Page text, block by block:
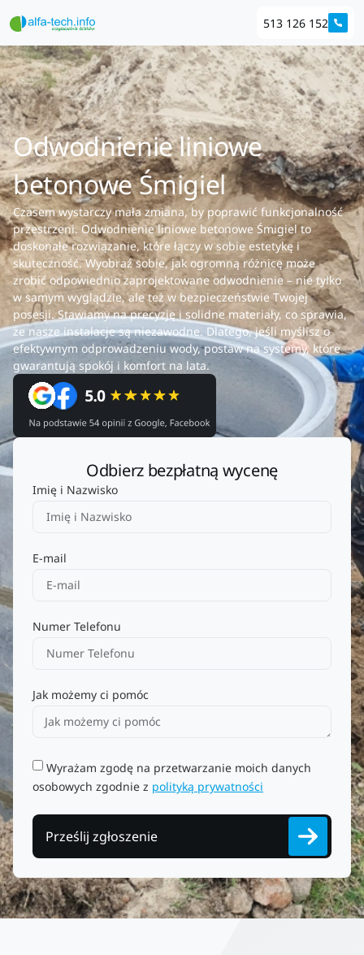
513 126 152
Odwodnienie liniowe
betonowe Śmigiel
Czasem wystarczy mała zmiana, by poprawić funkcjonalność
przestrzeni. Odwodnienie liniowe betonowe Śmigiel to
doskonałe rozwiązanie, które łączy w sobie estetykę i
skuteczność. Wyobraź sobie, jak ogromną różnicę może
zrobić odpowiednio zaprojektowane odwodnienie – nie tylko
w samym wyglądzie, ale też w bezpieczeństwie Twojej
posesji. Stawiamy na precyzję i solidne materiały, co sprawia,
że nasze instalacje są niezawodne. Dlatego, jeśli myślisz o
efektywnym odprowadzeniu wody, postaw na systemy, które
gwarantują spokój i komfort na lata.
Odbierz bezpłatną wycenę
Imię i Nazwisko
E-mail
Numer Telefonu
Jak możemy ci pomóc
Wyrażam zgodę na przetwarzanie moich danych
osobowych zgodnie z polityką prywatności
Prześlij zgłoszenie